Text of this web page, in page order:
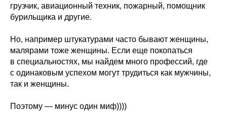
грузчик, авиационный техник, пожарный, помощник
бурильщика и другие.
Но, например штукатурами часто бывают женщины,
малярами тоже женщины. Если еще покопаться
в специальностях, мы найдем много профессий, где
с одинаковым успехом могут трудиться как мужчины,
так и женщины.
Поэтому — минус один миф))))